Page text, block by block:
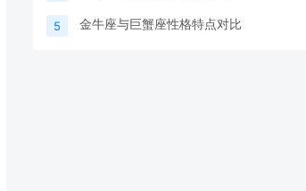
5 金牛座与巨蟹座性格特点对比